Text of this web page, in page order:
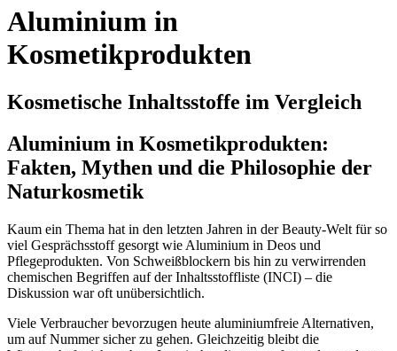
Aluminium in
Kosmetikprodukten
Kosmetische Inhaltsstoffe im Vergleich
Aluminium in Kosmetikprodukten:
Fakten, Mythen und die Philosophie der
Naturkosmetik
Kaum ein Thema hat in den letzten Jahren in der Beauty-Welt für so
viel Gesprächsstoff gesorgt wie Aluminium in Deos und
Pflegeprodukten. Von Schweißblockern bis hin zu verwirrenden
chemischen Begriffen auf der Inhaltsstoffliste (INCI) – die
Diskussion war oft unübersichtlich.
Viele Verbraucher bevorzugen heute aluminiumfreie Alternativen,
um auf Nummer sicher zu gehen. Gleichzeitig bleibt die